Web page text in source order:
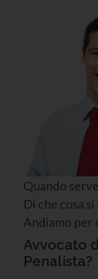
Quando
Di che cosa
Andiamo per
Avvocato
Penalista?